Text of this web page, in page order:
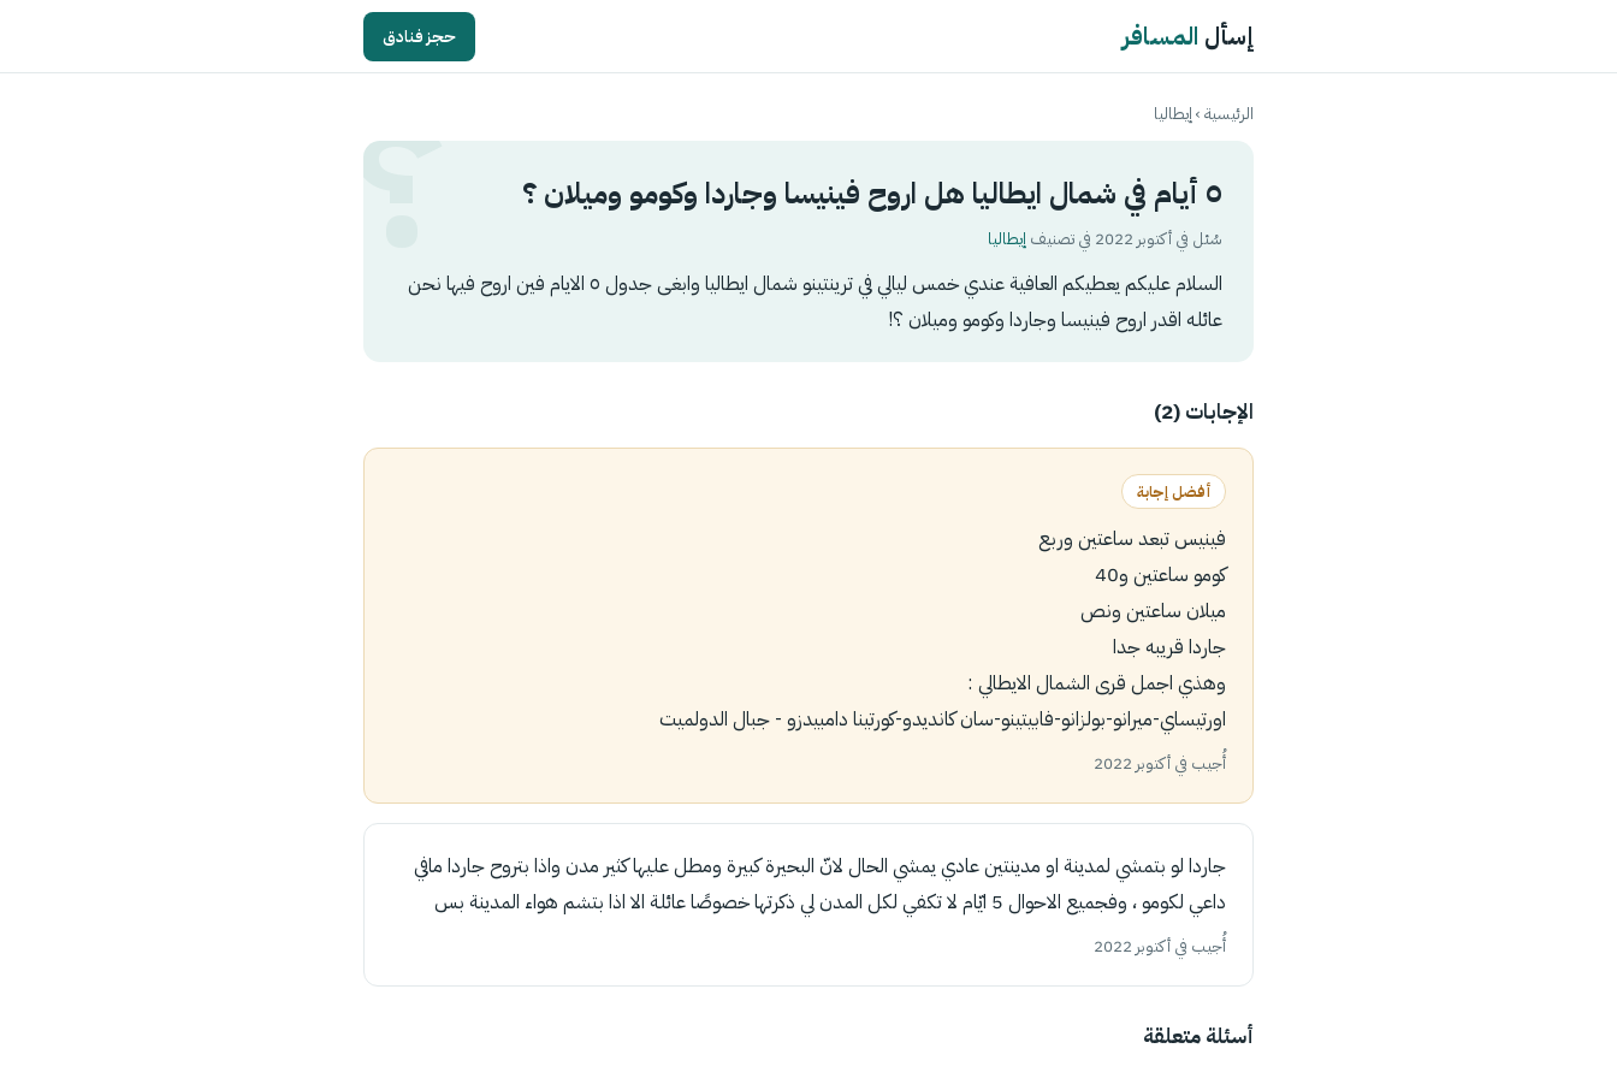
إسأل المسافر حجز فنادق
الرئيسية›إيطاليا
٥ أيام في شمال ايطاليا هل اروح فينيسا وجاردا وكومو وميلان ؟
سُئل في أكتوبر 2022 في تصنيف إيطاليا
السلام عليكم يعطيكم العافية عندي خمس ليالي في ترينتينو شمال ايطاليا وابغى جدول ٥ الايام فين اروح فيها نحن
عائله اقدر اروح فينيسا وجاردا وكومو وميلان ؟!
الإجابات (2)
أفضل إجابة
فينيس تبعد ساعتين وربع
كومو ساعتين و40
ميلان ساعتين ونص
جاردا قريبه جدا
وهذي اجمل قرى الشمال الايطالي :
اورتيساي-ميرانو-بولزانو-فابيتينو-سان كانديدو-كورتينا دامبيدزو - جبال الدولميت
أُجيب في أكتوبر 2022
جاردا لو بتمشي لمدينة او مدينتين عادي يمشي الحال لانّ البحيرة كبيرة ومطل عليها كثير مدن واذا بتروح جاردا مافي
داعي لكومو ، وفجميع الاحوال 5 ايّام لا تكفي لكل المدن لي ذكرتها خصوصًا عائلة الا اذا بتشم هواء المدينة بس
أُجيب في أكتوبر 2022
أسئلة متعلقة